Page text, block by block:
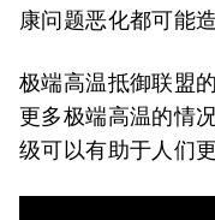
康问题恶化都可能
极端高温抵御联盟
更多极端高温的情
级可以有助于人们